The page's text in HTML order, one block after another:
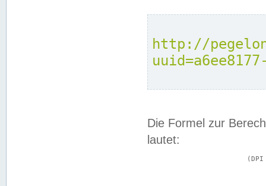
http://
Die Formel zur
lautet: